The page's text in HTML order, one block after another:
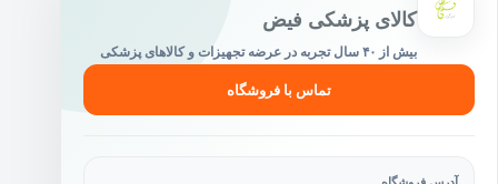
کالای پزشکی فیض
بیش از ۴۰ سال تجربه در عرضه تجهیزات و کالاهای پزشکی
تماس با فروشگاه